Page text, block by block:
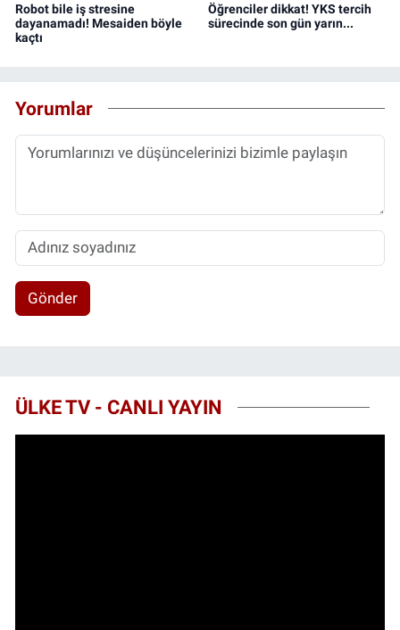
Robot bile iş stresine
dayanamadı! Mesaiden böyle
kaçtı
Öğrenciler dikkat! YKS tercih
sürecinde son gün yarın...
Yorumlar
Gönder
ÜLKE TV - CANLI YAYIN